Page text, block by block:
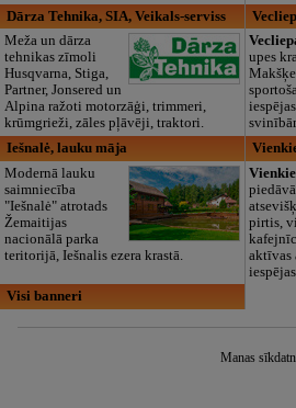
Dārza Tehnika, SIA, Veikals-serviss
Meža un dārza
tehnikas zīmoli
Husqvarna, Stiga,
Partner, Jonsered un
Alpina ražoti motorzāģi, trimmeri,
krūmgrieži, zāles pļāvēji, traktori.
upes
Iešnalė, lauku māja
Modernā lauku
saimniecība
"Iešnalė" atrotads
Žemaitijas
nacionālā parka
teritorijā, Iešnalis ezera krastā.
pirtis,
aktīvas
iespējas.
Visi banneri
Manas